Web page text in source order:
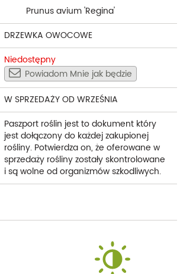
Prunus avium 'Regina'
DRZEWKA OWOCOWE
Niedostępny
Powiadom Mnie jak będzie
W SPRZEDAŻY OD WRZEŚNIA
Paszport roślin jest to dokument który
jest dołączony do każdej zakupionej
rośliny. Potwierdza on, że oferowane w
sprzedaży rośliny zostały skontrolowane
i są wolne od organizmów szkodliwych.